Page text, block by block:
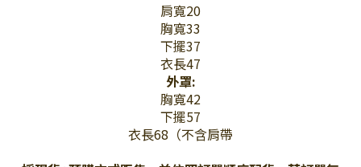
肩寬20
胸寬33
下擺37
衣長47
外罩:
胸寬42
下擺57
衣長68（不含肩帶